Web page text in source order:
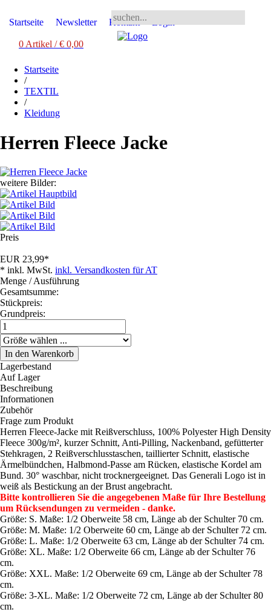
Startseite Newsletter Kontakt
0 Artikel / € 0,00
Startseite
/
TEXTIL
/
Kleidung
Herren Fleece Jacke
weitere Bilder:
Preis
EUR 23,99*
* inkl. MwSt. inkl. Versandkosten für AT
Menge / Ausführung
Gesamtsumme:
Stückpreis:
Grundpreis:
Lagerbestand
Auf Lager
Beschreibung
Informationen
Zubehör
Frage zum Produkt
Herren Fleece-Jacke mit Reißverschluss, 100% Polyester High Density
Fleece 300g/m², kurzer Schnitt, Anti-Pilling, Nackenband, gefütterter
Stehkragen, 2 Reißverschlusstaschen, taillierter Schnitt, elastische
Ärmelbündchen, Halbmond-Passe am Rücken, elastische Kordel am
Bund. 30° waschbar, nicht trocknergeeignet. Das Generali Logo ist in
weiß als Bestickung an der Brust angebracht.
Bitte kontrollieren Sie die angegebenen Maße für Ihre Bestellung
um Rücksendungen zu vermeiden - danke.
Größe: S. Maße: 1/2 Oberweite 58 cm, Länge ab der Schulter 70 cm.
Größe: M. Maße: 1/2 Oberweite 60 cm, Länge ab der Schulter 72 cm.
Größe: L. Maße: 1/2 Oberweite 63 cm, Länge ab der Schulter 74 cm.
Größe: XL. Maße: 1/2 Oberweite 66 cm, Länge ab der Schulter 76
cm.
Größe: XXL. Maße: 1/2 Oberweite 69 cm, Länge ab der Schulter 78
cm.
Größe: 3-XL. Maße: 1/2 Oberweite 72 cm, Länge ab der Schulter 80
cm.